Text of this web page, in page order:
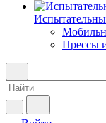
Прессы